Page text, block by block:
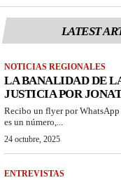
LATEST
NOTICIAS REGIONALES
LA BANALIDAD DE
JUSTICIA POR
Recibo un flyer por WhatsApp
es un número,...
24 octubre, 2025
ENTREVISTAS